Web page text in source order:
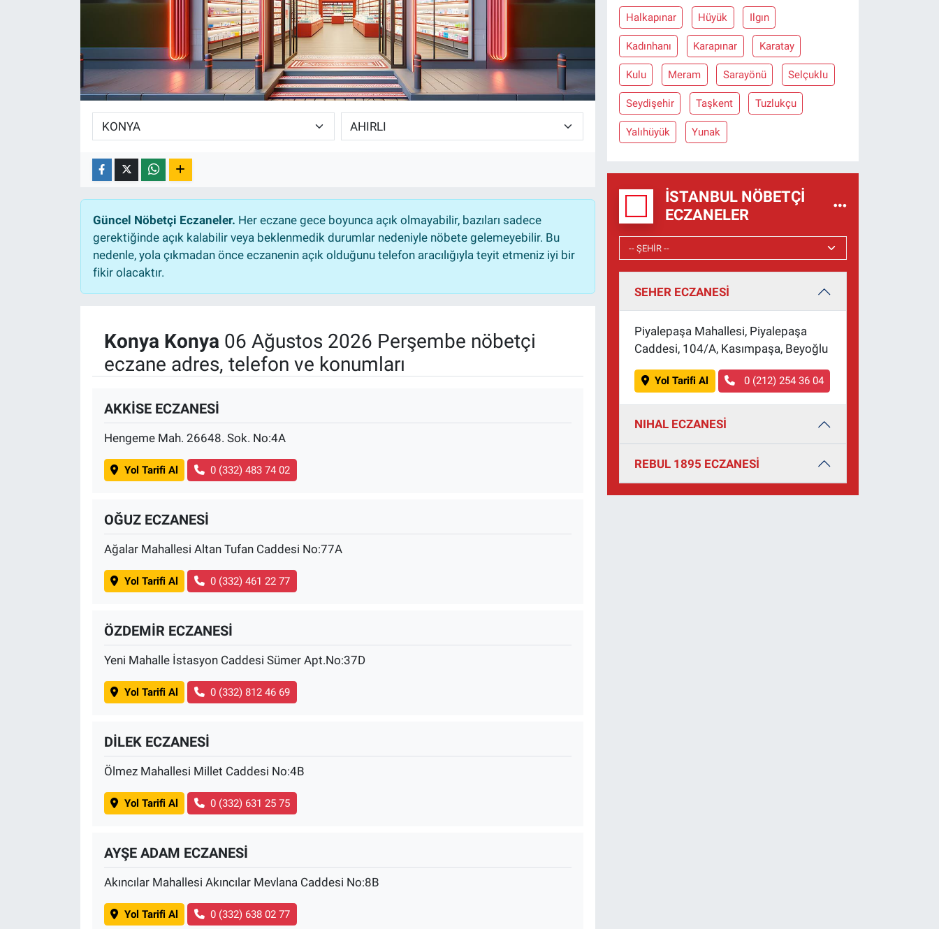
Güncel Nöbetçi Eczaneler. Her eczane gece boyunca açık olmayabilir, bazıları sadece
gerektiğinde açık kalabilir veya beklenmedik durumlar nedeniyle nöbete gelemeyebilir. Bu
nedenle, yola çıkmadan önce eczanenin açık olduğunu telefon aracılığıyla teyit etmeniz iyi bir
fikir olacaktır.
Konya Konya 06 Ağustos 2026 Perşembe nöbetçi
eczane adres, telefon ve konumları
AKKİSE ECZANESİ
Hengeme Mah. 26648. Sok. No:4A
Yol Tarifi Al 0 (332) 483 74 02
OĞUZ ECZANESİ
Ağalar Mahallesi Altan Tufan Caddesi No:77A
Yol Tarifi Al 0 (332) 461 22 77
ÖZDEMİR ECZANESİ
Yeni Mahalle İstasyon Caddesi Sümer Apt.No:37D
Yol Tarifi Al 0 (332) 812 46 69
DİLEK ECZANESİ
Ölmez Mahallesi Millet Caddesi No:4B
Yol Tarifi Al 0 (332) 631 25 75
AYŞE ADAM ECZANESİ
Akıncılar Mahallesi Akıncılar Mevlana Caddesi No:8B
Yol Tarifi Al 0 (332) 638 02 77
Halkapınar Hüyük Ilgın
Kadınhanı Karapınar Karatay
Kulu Meram Sarayönü Selçuklu
Seydişehir Taşkent Tuzlukçu
Yalıhüyük Yunak
İSTANBUL NÖBETÇI
ECZANELER
SEHER ECZANESİ
Piyalepaşa Mahallesi, Piyalepaşa
Caddesi, 104/A, Kasımpaşa, Beyoğlu
Yol Tarifi Al 0 (212) 254 36 04
NIHAL ECZANESİ
REBUL 1895 ECZANESİ
Eğlence
Gerçeğin İzinde
Gün Başlıyor
Gün Bitiyor
Gündem Özel
Koronavirüs
Türkiye'nin Geleceği
Türkiye'nin Gündemi
Yerel Gündem